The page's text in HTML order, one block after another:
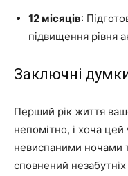
12 місяців:
підвищення рівня
Заключні
Перший рік життя
непомітно, і хоча
невиспаними ночами
сповнений